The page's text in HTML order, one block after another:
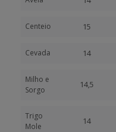
Centeio 15
Cevada 14
Milho e
Sorgo
14,5
Trigo
Mole
14